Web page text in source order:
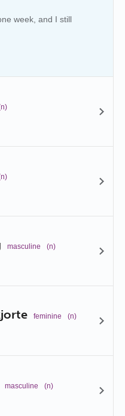
week, and I still
masculine (n)
feminine (n)
masculine (n)